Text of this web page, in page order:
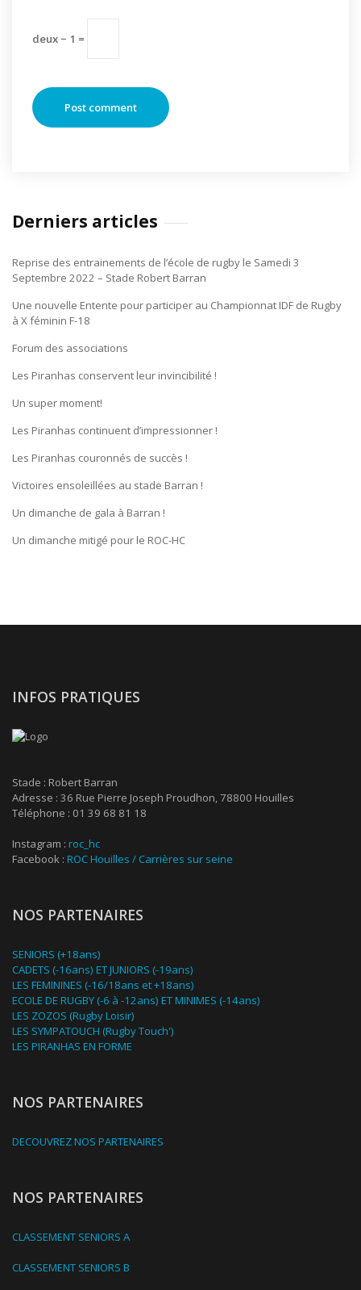
deux − 1 =
Derniers articles
Reprise des entrainements de l’école de rugby le Samedi 3
Septembre 2022 – Stade Robert Barran
Une nouvelle Entente pour participer au Championnat IDF de Rugby
à X féminin F-18
Forum des associations
Les Piranhas conservent leur invincibilité !
Un super moment!
Les Piranhas continuent d’impressionner !
Les Piranhas couronnés de succès !
Victoires ensoleillées au stade Barran !
Un dimanche de gala à Barran !
Un dimanche mitigé pour le ROC-HC
INFOS PRATIQUES
Stade : Robert Barran
Adresse : 36 Rue Pierre Joseph Proudhon, 78800 Houilles
Téléphone : 01 39 68 81 18
Instagram : roc_hc
Facebook : ROC Houilles / Carrières sur seine
NOS PARTENAIRES
SENIORS (+18ans)
CADETS (-16ans) ET JUNIORS (-19ans)
LES FEMININES (-16/18ans et +18ans)
ECOLE DE RUGBY (-6 à -12ans) ET MINIMES (-14ans)
LES ZOZOS (Rugby Loisir)
LES SYMPATOUCH (Rugby Touch')
LES PIRANHAS EN FORME
NOS PARTENAIRES
DECOUVREZ NOS PARTENAIRES
NOS PARTENAIRES
CLASSEMENT SENIORS A
CLASSEMENT SENIORS B